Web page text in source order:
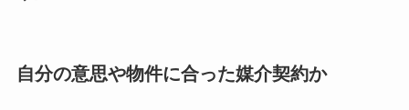
自分の意思や物件に合った媒介契約か